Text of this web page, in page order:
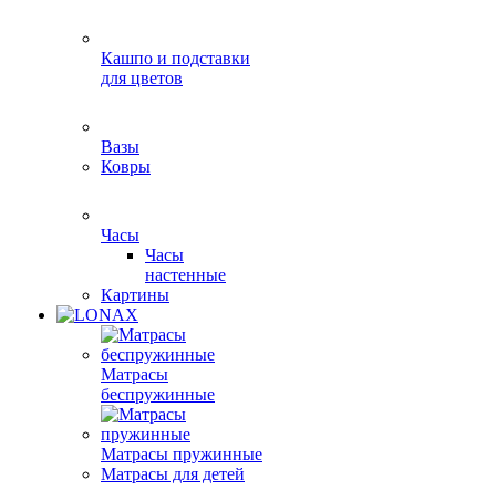
Кашпо и подставки
для цветов
Вазы
Ковры
Часы
Часы
настенные
Картины
Матрасы
беспружинные
Матрасы пружинные
Матрасы для детей